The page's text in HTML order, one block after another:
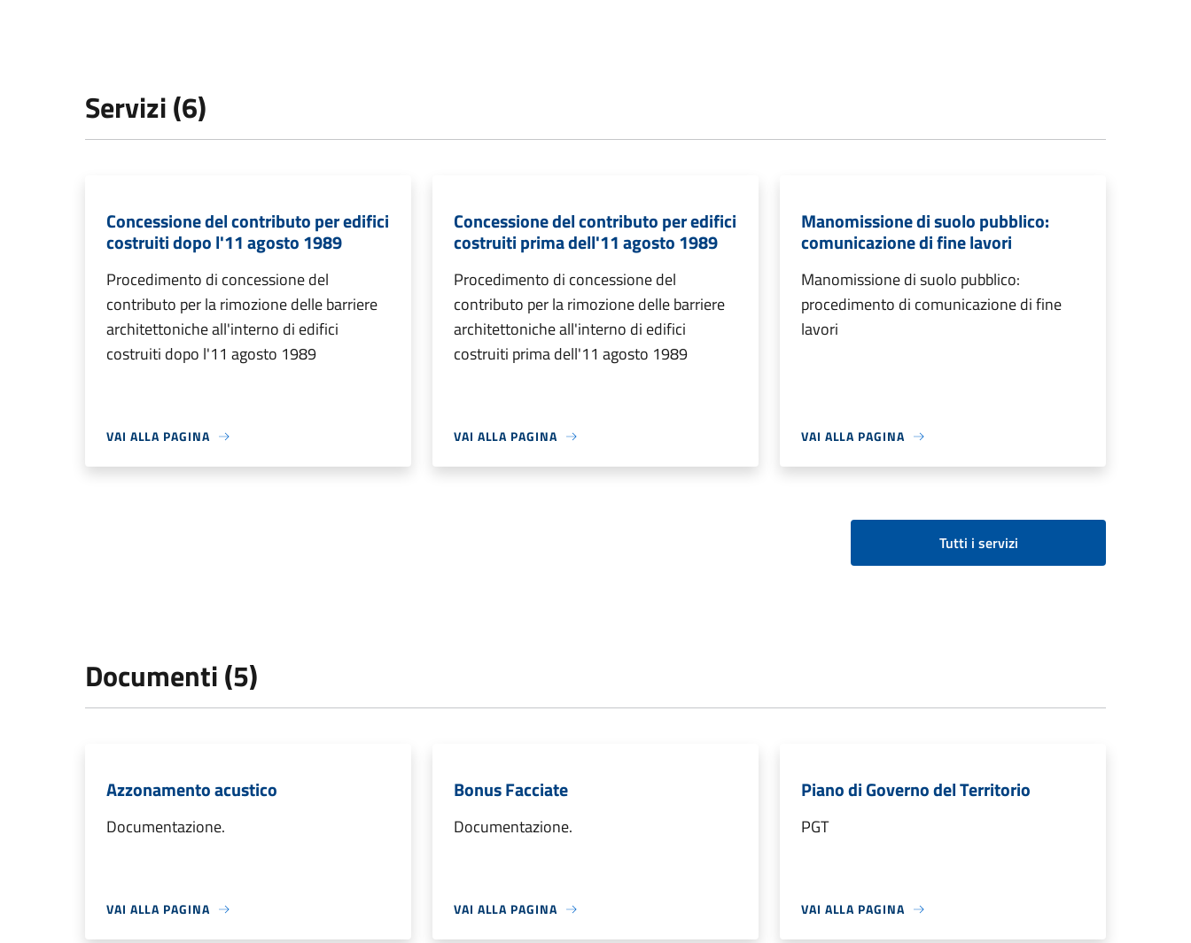
Servizi (6)
Concessione del contributo per edifici
costruiti dopo l'11 agosto 1989
Procedimento di concessione del
contributo per la rimozione delle barriere
architettoniche all'interno di edifici
costruiti dopo l'11 agosto 1989
VAI ALLA PAGINA
Concessione del contributo per edifici
costruiti prima dell'11 agosto 1989
Procedimento di concessione del
contributo per la rimozione delle barriere
architettoniche all'interno di edifici
costruiti prima dell'11 agosto 1989
VAI ALLA PAGINA
Manomissione di suolo pubblico:
comunicazione di fine lavori
Manomissione di suolo pubblico:
procedimento di comunicazione di fine
lavori
VAI ALLA PAGINA
Tutti i servizi
Documenti (5)
Azzonamento acustico
Documentazione.
VAI ALLA PAGINA
Bonus Facciate
Documentazione.
VAI ALLA PAGINA
Piano di Governo del Territorio
PGT
VAI ALLA PAGINA